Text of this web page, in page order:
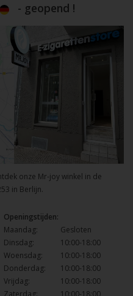
- geopend !
onze Mr-joy winkel in de
in Berlijn.
Openingstijden:
Maandag:
Gesloten
Dinsdag:
10:00-18:00
Woensdag:
10:00-18:00
Donderdag:
10:00-18:00
Vrijdag:
10:00-18:00
Zaterdag:
10:00-18:00